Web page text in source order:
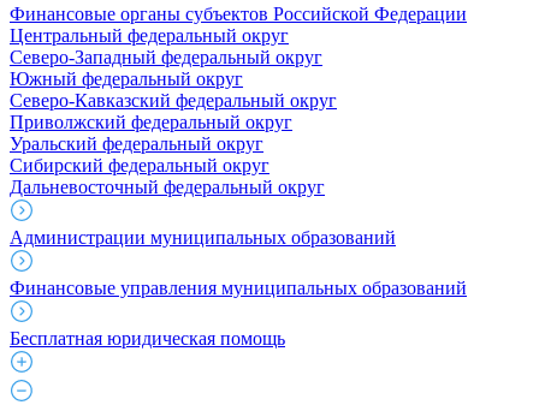
Финансовые органы субъектов Российской Федерации
Центральный федеральный округ
Северо-Западный федеральный округ
Южный федеральный округ
Северо-Кавказский федеральный округ
Приволжский федеральный округ
Уральский федеральный округ
Сибирский федеральный округ
Дальневосточный федеральный округ
Администрации муниципальных образований
Финансовые управления муниципальных образований
Бесплатная юридическая помощь